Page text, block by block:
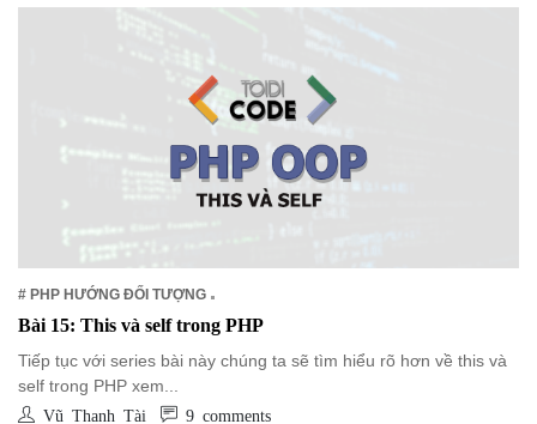
# PHP HƯỚNG ĐỐI TƯỢNG
Bài 15: This và self trong PHP
Tiếp tục với series bài này chúng ta sẽ tìm hiểu rõ hơn về this và
self trong PHP xem...
Vũ Thanh Tài 9 comments